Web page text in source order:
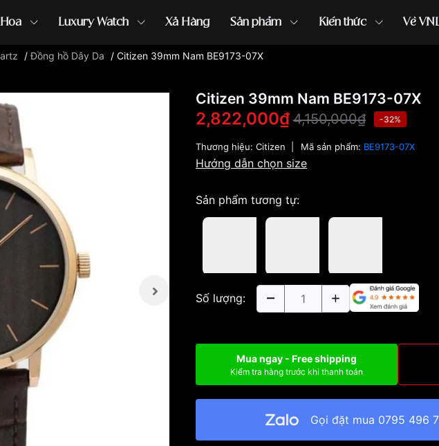
Luxury Watch Xả Hàng Sản phẩm Kiến thức Về
đồng hồ G-Shock đồng hồ Orient ...
/Đồng hồ Dây Da / Citizen 39mm Nam BE9173-07X
Citizen 39mm Nam BE9173-07X
2,822,000₫ 4,150,000₫ -32%
Thương hiệu: Citizen Mã sản phẩm: BE9173-07X
Hướng dẫn chọn size
Sản phẩm tương tự:
Số lượng:
Mua ngay - Free shipping
Kiểm tra hàng trước khi thanh toán
Gọi đặt mua 0795 496